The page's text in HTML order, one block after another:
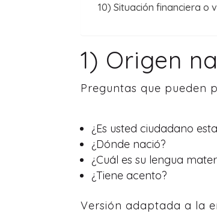
10) Situación financiera o
1) Origen
Preguntas que pueden
¿Es usted ciudadano
¿Dónde nació?
¿Cuál es su lengua
¿Tiene acento?
Versión adaptada a la